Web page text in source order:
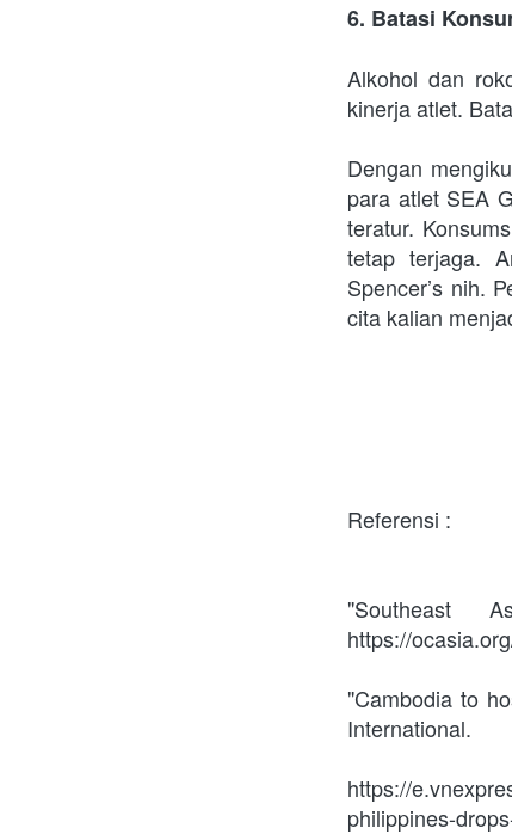
6. Batasi
Alkohol dan
kinerja atlet.
Dengan
para atlet SEA
teratur.
tetap terjaga.
Spencer’s nih.
cita kalian
Referensi :
"Southeast
https://
"Cambodia to
International.
https://
philippines-